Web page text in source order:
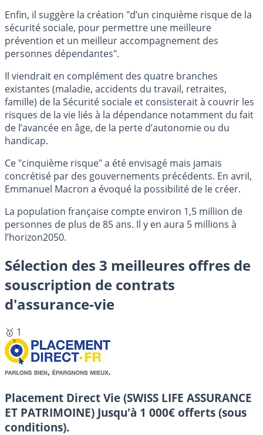
Enfin, il suggère la création "d’un cinquième risque de la
sécurité sociale, pour permettre une meilleure
prévention et un meilleur accompagnement des
personnes dépendantes".
Il viendrait en complément des quatre branches
existantes (maladie, accidents du travail, retraites,
famille) de la Sécurité sociale et consisterait à couvrir les
risques de la vie liés à la dépendance notamment du fait
de l’avancée en âge, de la perte d’autonomie ou du
handicap.
Ce "cinquième risque" a été envisagé mais jamais
concrétisé par des gouvernements précédents. En avril,
Emmanuel Macron a évoqué la possibilité de le créer.
La population française compte environ 1,5 million de
personnes de plus de 85 ans. Il y en aura 5 millions à
l’horizon2050.
Sélection des 3 meilleures offres de
souscription de contrats
d'assurance-vie
🥇 1
Placement Direct Vie (SWISS LIFE ASSURANCE
ET PATRIMOINE) Jusqu'à 1 000€ offerts (sous
conditions).